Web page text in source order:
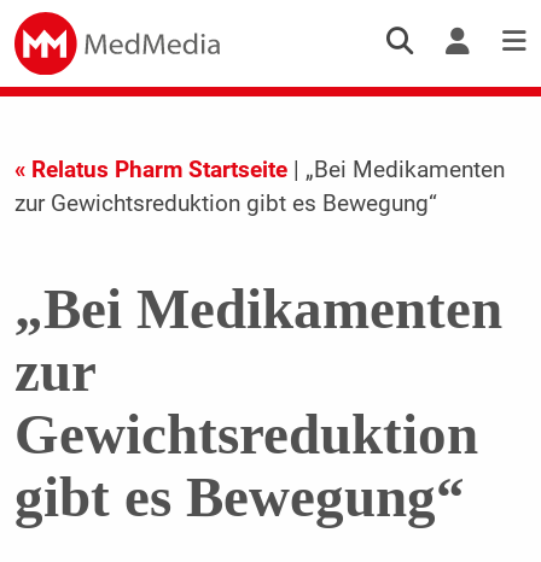
« Relatus Pharm Startseite| „Bei Medikamenten
zur Gewichtsreduktion gibt es Bewegung“
„Bei Medikamenten
zur
Gewichtsreduktion
gibt es Bewegung“